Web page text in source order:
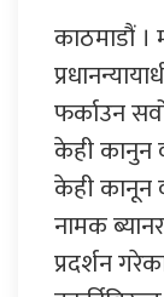
काठमाडौं
फर्काउन
केही कानुन
केही कानून
नामक
प्रदर्शन